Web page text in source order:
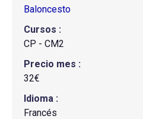
Baloncesto
Cursos
CP - CM2
Precio mes
32€
Idioma
Francés